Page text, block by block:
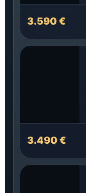
3.590 €
3.490 €